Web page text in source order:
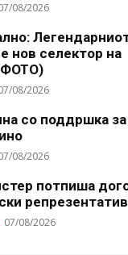
08/2026
нов селектор на
08/2026
со поддршка за
08/2026
потпиша
07/08/2026